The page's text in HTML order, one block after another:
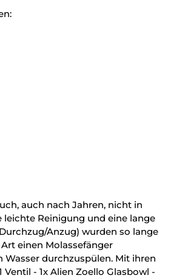
auch nach Jahren, nicht in
leichte Reinigung und eine lange
Anzug) wurden so lange
einen Molassefänger
durchzuspülen. Mit ihren
- 1x Alien Zoello Glasbowl -